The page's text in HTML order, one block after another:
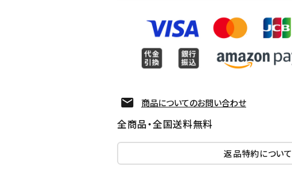
商品についてのお問い合わせ
全商品・全国送料無料
返品特約について